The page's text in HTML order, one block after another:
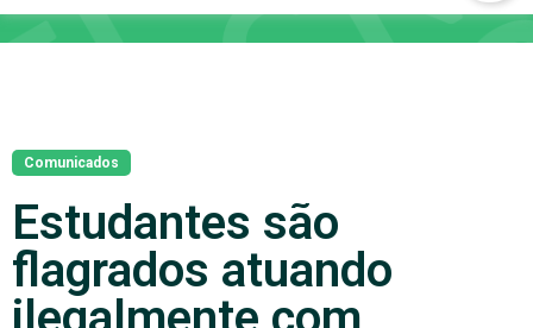
Comunicados
Estudantes são
flagrados atuando